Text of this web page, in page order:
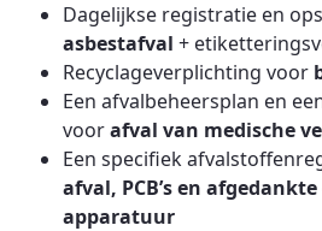
Dagelijkse registratie en
asbestafval +
Recyclageverplichting voor
Een afvalbeheersplan en
voorafval van medische
Een specifiek
afval, PCB’s en
apparatuur